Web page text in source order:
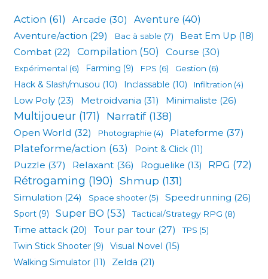
Action (61) Arcade (30) Aventure (40)
Aventure/action (29) Bac à sable (7) Beat Em Up (18)
Combat (22) Compilation (50) Course (30)
Expérimental (6) Farming (9) FPS (6) Gestion (6)
Hack & Slash/musou (10) Inclassable (10) Infiltration (4)
Low Poly (23) Metroidvania (31) Minimaliste (26)
Multijoueur (171) Narratif(138)
Open World (32) Photographie (4) Plateforme (37)
Plateforme/action (63) Point & Click (11)
Puzzle (37) Relaxant (36) Roguelike (13) RPG (72)
Rétrogaming (190) Shmup (131)
Simulation (24) Space shooter (5) Speedrunning (26)
Sport (9) Super BO (53) Tactical/Strategy RPG (8)
Time attack (20) Tour par tour (27) TPS (5)
Twin Stick Shooter (9) Visual Novel
(15)
Walking Simulator (11) Zelda (21)